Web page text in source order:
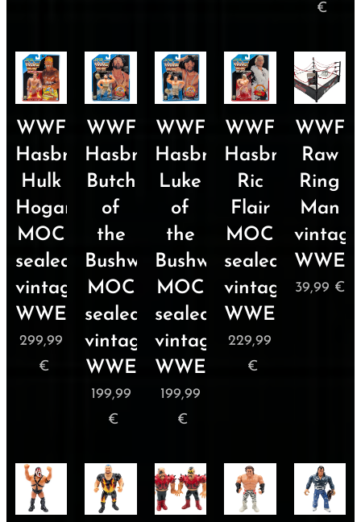
€
WWF
Hasbro
Hulk
Hogan
MOC
sealed
vintage
WWE
299,99
€
WWF
Hasbro
Butch
of
the
Bushwrackers
MOC
sealed
vintage
WWE
199,99
€
WWF
Hasbro
Luke
of
the
Bushwrackers
MOC
sealed
vintage
WWE
199,99
€
WWF
Hasbro
Ric
Flair
MOC
sealed
vintage
WWE
229,99
€
WWF
Raw
Ring
Man
vintage
WWE
39,99 €